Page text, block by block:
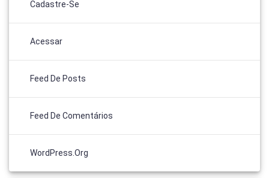
Cadastre-Se
Acessar
Feed De Posts
Feed De Comentários
WordPress.org